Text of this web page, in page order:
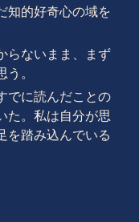
知的好奇心の域を
らないまま、まず
。
でに読んだことの
た。私は自分が思
を踏み込んでいる